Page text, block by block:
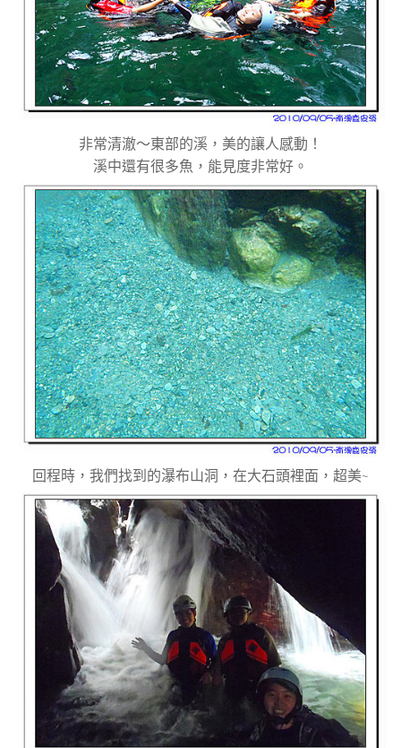
非常清澈～東部的溪，美的讓人感動！
溪中還有很多魚，能見度非常好。
回程時，我們找到的瀑布山洞，在大石頭裡面，超美~